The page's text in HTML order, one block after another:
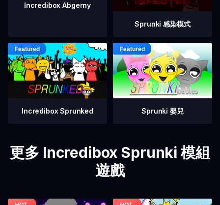
Incredibox Abgerny
Sprunki 感染模式
Incredibox Sprunked Sprunki 嬰兒
更多 Incredibox Sprunki 模組
遊戲